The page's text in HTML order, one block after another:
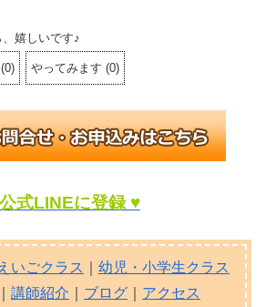
嬉しいです♪
(0) やってみます (0)
式LINEに登録 ♥
いごクラス
幼児・小学生クラス
講師紹介 ブログ アクセス